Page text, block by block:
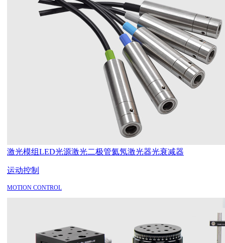
激光模组LED光源激光二极管氦氖激光器光衰减器
运动控制
MOTION CONTROL